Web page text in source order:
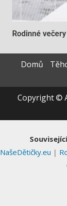
Rodinné
Domů
Copyright ©
NašeDětičky.eu |